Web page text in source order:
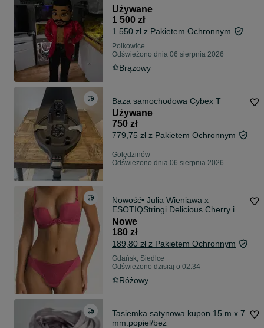
Panieński
Używane
1 500 zł
1 550 zł z Pakietem Ochronnym
Polkowice
Odświeżono dnia 06 sierpnia 2026
Brązowy
Baza samochodowa Cybex T
Używane
750 zł
779,75 zł z Pakietem Ochronnym
Golędzinów
Odświeżono dnia 06 sierpnia 2026
Nowość• Julia Wieniawa x
ESOTIQStringi Delicious Cherry i
Biustonosz push-up Delicious
Cherry z zawieszką
Nowe
180 zł
189,80 zł z Pakietem Ochronnym
Gdańsk, Siedlce
Odświeżono dzisiaj o 02:34
Różowy
Tasiemka satynowa kupon 15 m.x 7
mm.popiel/beż